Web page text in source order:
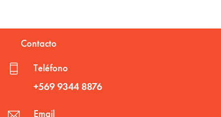
Contacto
Teléfono
+569 9344 8876
Email